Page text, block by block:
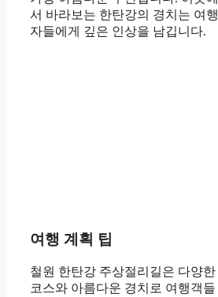
서 바라보는 한탄강의 경치는 여행
자들에게 깊은 인상을 남깁니다.
여행 계획 팁
철원 한탄강 주상절리길은 다양한
코스와 아름다운 경치로 여행객들